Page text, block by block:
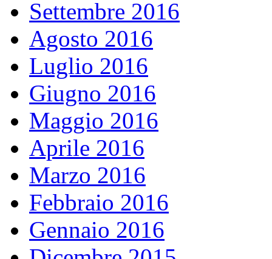
Settembre 2016
Agosto 2016
Luglio 2016
Giugno 2016
Maggio 2016
Aprile 2016
Marzo 2016
Febbraio 2016
Gennaio 2016